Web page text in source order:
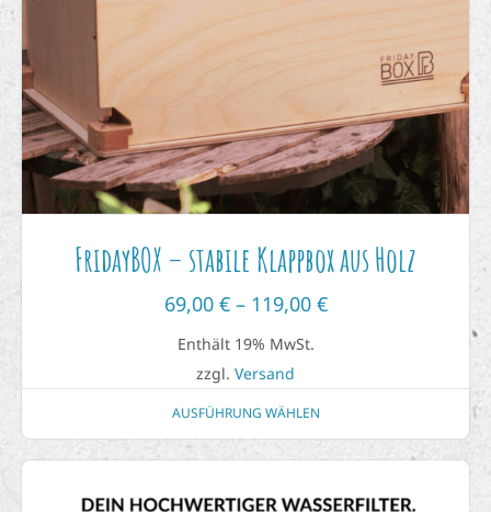
FridayBOX – stabile Klappbox aus Holz
69,00 € – 119,00 €
Enthält 19% MwSt.
zzgl. Versand
AUSFÜHRUNG WÄHLEN